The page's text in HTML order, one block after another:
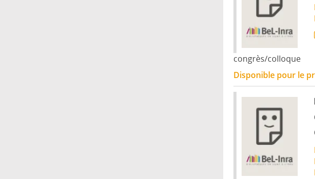
congrès/colloque
Disponible pour le